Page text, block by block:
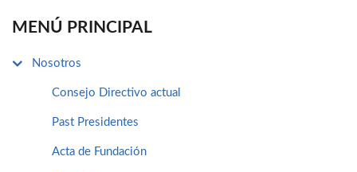
MENÚ PRINCIPAL
Nosotros
Consejo Directivo actual
Past Presidentes
Acta de Fundación